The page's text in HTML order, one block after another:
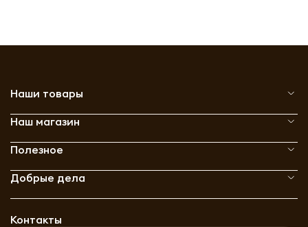
Наши товары
Наш магазин
Полезное
Добрые дела
Контакты